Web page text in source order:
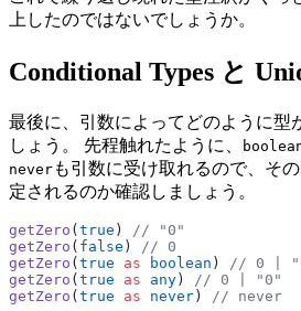
上したのではないでしょうか。
Conditional Types と
最後に、引数によってどのように型
しょう。 先程触れたように、
never も引数に受け取れるので、そ
定されるのか確認しましょう。
getZero ( true ) // "0"
getZero ( false ) // 0
getZero ( true as boolean ) // 0 |
getZero ( true as any ) // 0 | "0"
getZero ( true as never ) // never